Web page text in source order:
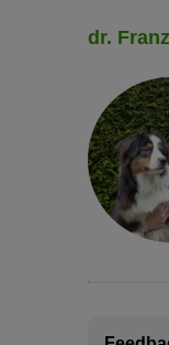
dr.